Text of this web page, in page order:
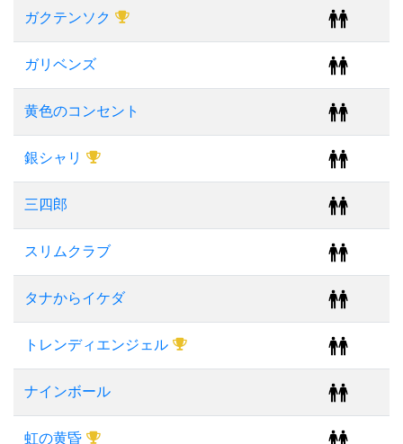
ガクテンソク
ガリベンズ
黄色のコンセント
銀シャリ
三四郎
スリムクラブ
タナからイケダ
トレンディエンジェル
ナインボール
虹の黄昏